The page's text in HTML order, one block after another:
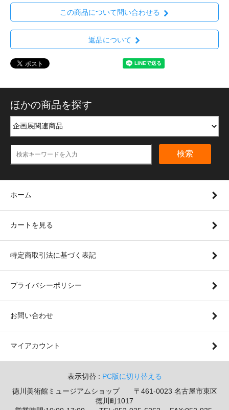
この商品について問い合わせる
返品について
ほかの商品を探す
検索
ホーム
カートを見る
特定商取引法に基づく表記
プライバシーポリシー
お問い合わせ
マイアカウント
表示切替 : PC版に切り替える
徳川美術館ミュージアムショップ 〒461-0023 名古屋市東区
徳川町1017